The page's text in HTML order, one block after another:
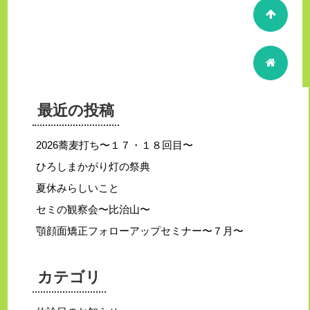
最近の投稿
2026蕎麦打ち〜１７・１８回目〜
ひろしまかがり灯の祭典
夏休みらしいこと
セミの観察会〜比治山〜
顎顔面矯正フォローアップセミナー〜７月〜
カテゴリ